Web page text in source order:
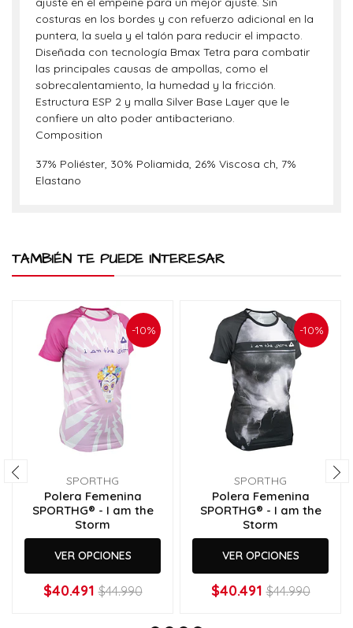
costuras en los bordes y con refuerzo adicional en la
puntera, la suela y el talón para reducir el impacto.
Diseñada con tecnología Bmax Tetra para combatir
las principales causas de ampollas, como el
sobrecalentamiento, la humedad y la fricción.
Estructura ESP 2 y malla Silver Base Layer que le
confiere un alto poder antibacteriano.
Composition
37% Poliéster, 30% Poliamida, 26% Viscosa ch, 7%
Elastano
TAMBIÉN TE PUEDE INTERESAR
-10%
SPORTHG
Polera Femenina
SPORTHG® - I am the
Storm
VER OPCIONES
$40.491 $44.990
-10%
SPORTHG
Polera Femenina
SPORTHG® - I am the
Storm
VER OPCIONES
$40.491 $44.990